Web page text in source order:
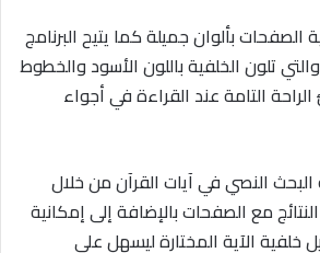
الصفحات بألوان جميلة كما يتيح البرنامج
والتي تلون الخلفية باللون الأسود والخطوط
التامة عند القراءة في أجواء
البحث النصي في آيات القرآن من خلال
مع الصفحات بالإضافة إلى إمكانية
خلفية الآية المختارة ليسهل على